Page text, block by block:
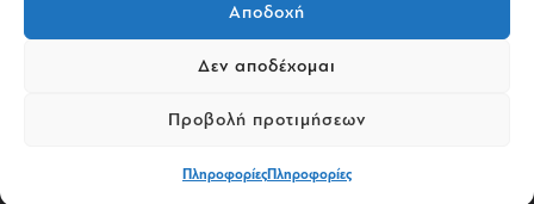
Αποδοχή
Δεν αποδέχομαι
Προβολή προτιμήσεων
ΠληροφορίεςΠληροφορίες